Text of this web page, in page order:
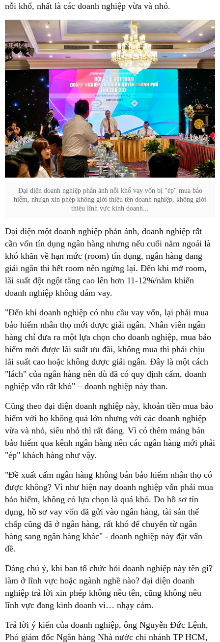
nỗi khổ, nhất là các doanh nghiệp vừa và nhỏ.
Đại diện doanh nghiệp phản ánh nỗi khổ vay vốn bị "ép" mua bảo
hiểm, nhưgn xin phép không giới thiệu tên doanh nghiệp, không giới
thiệu lĩnh vực kinh doanh...
Đại diện một doanh nghiệp phản ánh, doanh nghiệp rất
cần vốn tín dụng ngân hàng nhưng nếu cuối năm ngoái là
khó khăn về hạn mức (room) tín dụng, ngân hàng đang
giải ngân thì hết room nên ngừng lại. Đến khi mở room,
lãi suất đột ngột tăng cao lên hơn 11-12%/năm khiến
doanh nghiệp không dám vay.
"Đến khi doanh nghiệp có nhu cầu vay vốn, lại phải mua
bảo hiểm nhân thọ mới được giải ngân. Nhân viên ngân
hàng chỉ đưa ra một lựa chọn cho doanh nghiệp, mua bảo
hiểm mới được lãi suất ưu đãi, không mua thì phải chịu
lãi suất cao hoặc không được giải ngân. Đây là một cách
"lách" của ngân hàng nên dù đã có quy định cấm, doanh
nghiệp vẫn rất khó" – doanh nghiệp này than.
Cũng theo đại diện doanh nghiệp này, khoản tiền mua bảo
hiểm với họ không quá lớn nhưng với các doanh nghiệp
vừa và nhỏ, siêu nhỏ thì rất đáng. Vì có thêm mảng bán
bảo hiểm qua kênh ngân hàng nên các ngân hàng mới phải
"ép" khách hàng như vậy.
"Đề xuất cấm ngân hàng không bán bảo hiểm nhân thọ có
được không? Vì như hiện nay doanh nghiệp vẫn phải mua
bảo hiểm, không có lựa chọn là quá khó. Do hồ sơ tín
dụng, hồ sơ vay vốn đã gửi vào ngân hàng, tài sản thế
chấp cũng đã ở ngân hàng, rất khó để chuyển từ ngân
hàng sang ngân hàng khác" - doanh nghiệp này đặt vấn
đề.
Đáng chú ý, khi ban tổ chức hỏi doanh nghiệp này tên gì?
làm ở lĩnh vực hoặc ngành nghề nào? đại diện doanh
nghiệp trả lời xin phép không nêu tên, cũng không nêu
lĩnh vực đang kinh doanh vì… nhạy cảm.
Trả lời ý kiến của doanh nghiệp, ông Nguyễn Đức Lệnh,
Phó giám đốc Ngân hàng Nhà nước chi nhánh TP HCM,